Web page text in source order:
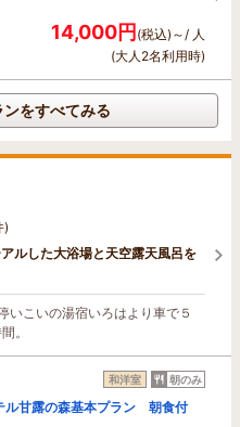
14,000円(税込)～/ 人
(大人2名利用時)
をすべてみる
)
ルした大浴場と天空露天風呂を
いこいの湯宿いろはより車で５
。
和洋室 朝のみ
ル甘露の森基本プラン 朝食付